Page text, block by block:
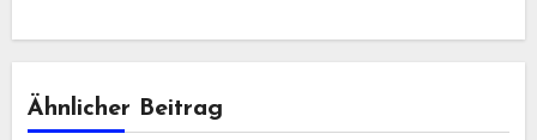
Ähnlicher Beitrag